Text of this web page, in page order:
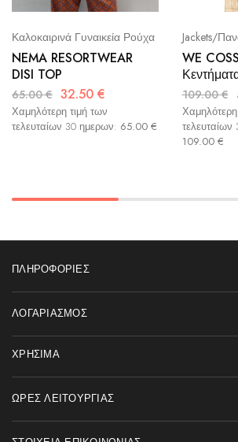
Καλοκαιρινά Γυναικεία Ρούχα
NEMA RESORTWEAR
DISI TOP
65.00€ 32.50 €
Χαμηλότερη τιμή των
τελευταίων 30 ημερων: 65.00 €
Jackets/
WE
109.00€
109.00 €
ΠΛΗΡΟΦΟΡΊΕΣ
ΛΟΓΑΡΙΑΣΜΌΣ
ΧΡΉΣΙΜΑ
ΏΡΕΣ ΛΕΙΤΟΥΡΓΊΑΣ